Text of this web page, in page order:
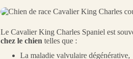
Le Cavalier King Charles Spaniel est
chez le chien telles que :
La maladie valvulaire dégénérative,